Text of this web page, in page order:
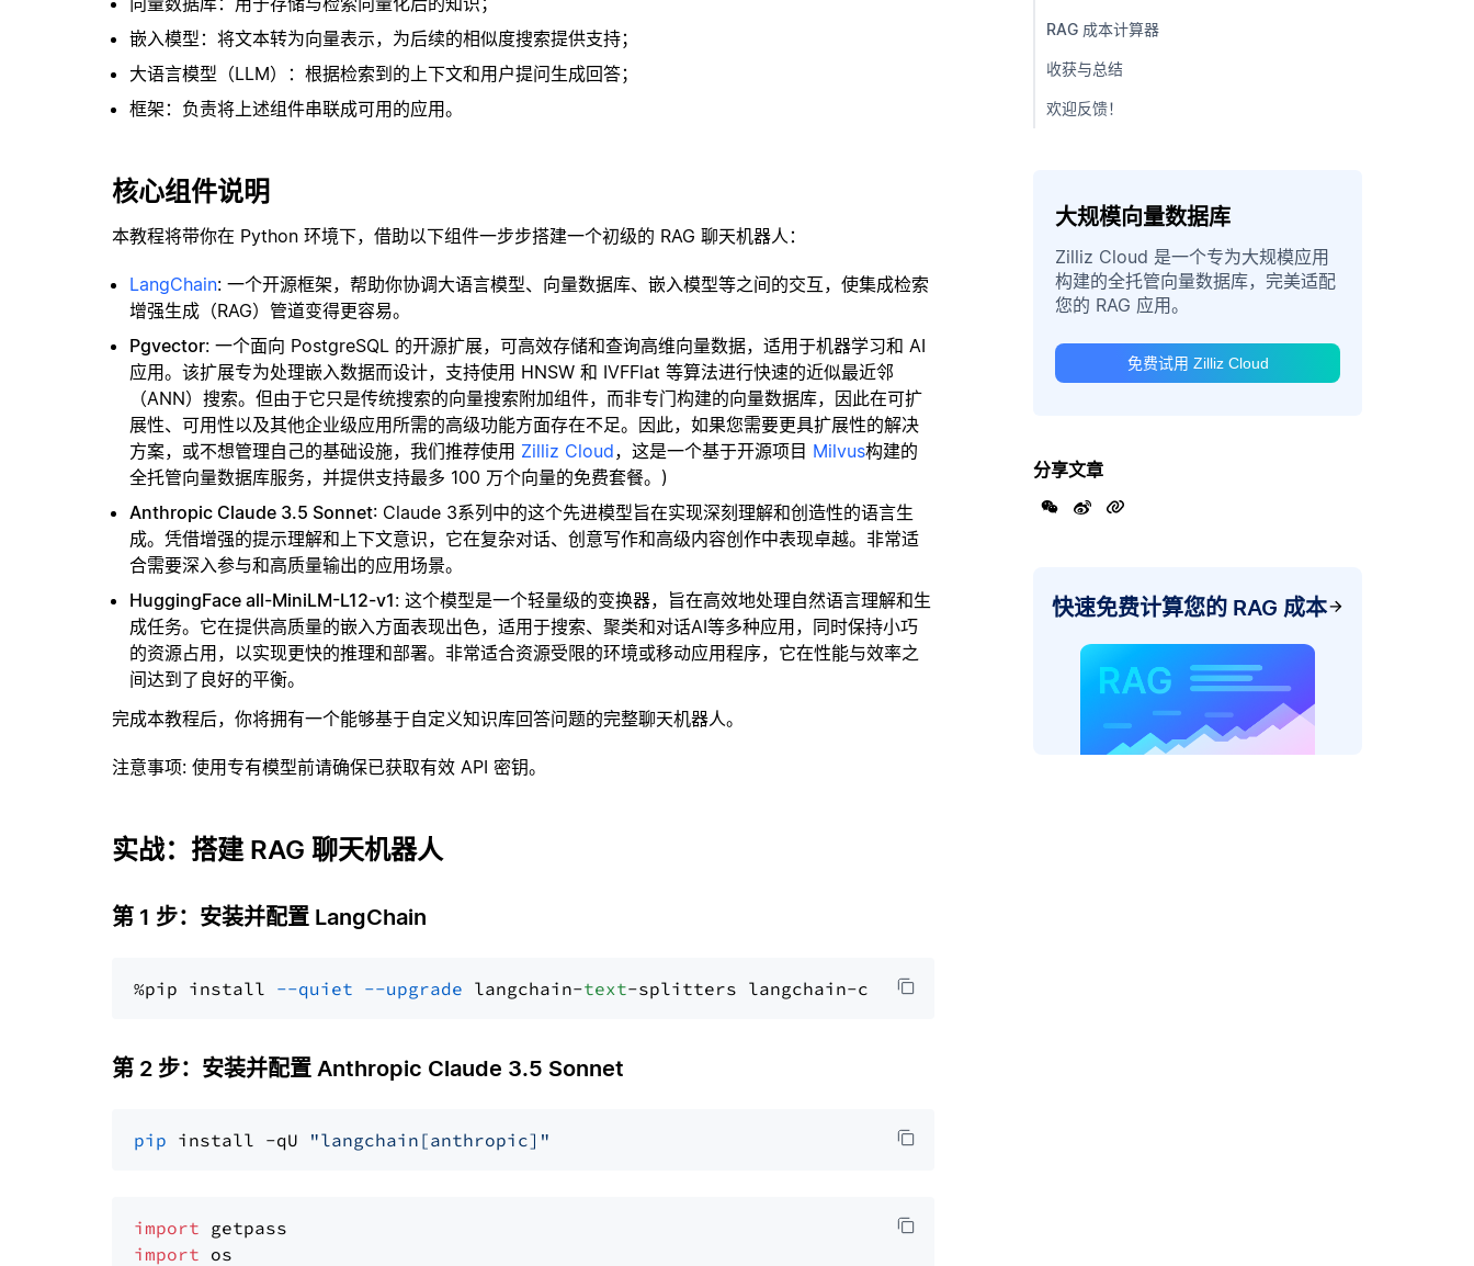
嵌入模型：将文本转为向量表示，为后续的相似度搜索提供支持；
大语言模型（LLM）：根据检索到的上下文和用户提问生成回答；
框架：负责将上述组件串联成可用的应用。
核心组件说明
本教程将带你在 Python 环境下，借助以下组件一步步搭建一个初级的 RAG 聊天机器人：
LangChain: 一个开源框架，帮助你协调大语言模型、向量数据库、嵌入模型等之间的交互，使集成检索
增强生成（RAG）管道变得更容易。
Pgvector: 一个面向 PostgreSQL 的开源扩展，可高效存储和查询高维向量数据，适用于机器学习和 AI
应用。该扩展专为处理嵌入数据而设计，支持使用 HNSW 和 IVFFlat 等算法进行快速的近似最近邻
（ANN）搜索。但由于它只是传统搜索的向量搜索附加组件，而非专门构建的向量数据库，因此在可扩
展性、可用性以及其他企业级应用所需的高级功能方面存在不足。因此，如果您需要更具扩展性的解决
方案，或不想管理自己的基础设施，我们推荐使用 Zilliz Cloud，这是一个基于开源项目 Milvus构建的
全托管向量数据库服务，并提供支持最多 100 万个向量的免费套餐。)
Anthropic Claude 3.5 Sonnet: Claude 3系列中的这个先进模型旨在实现深刻理解和创造性的语言生
成。凭借增强的提示理解和上下文意识，它在复杂对话、创意写作和高级内容创作中表现卓越。非常适
合需要深入参与和高质量输出的应用场景。
HuggingFace all-MiniLM-L12-v1: 这个模型是一个轻量级的变换器，旨在高效地处理自然语言理解和生
成任务。它在提供高质量的嵌入方面表现出色，适用于搜索、聚类和对话AI等多种应用，同时保持小巧
的资源占用，以实现更快的推理和部署。非常适合资源受限的环境或移动应用程序，它在性能与效率之
间达到了良好的平衡。
完成本教程后，你将拥有一个能够基于自定义知识库回答问题的完整聊天机器人。
注意事项: 使用专有模型前请确保已获取有效 API 密钥。
实战：搭建 RAG 聊天机器人
第 1 步：安装并配置 LangChain
%pip install --quiet --upgrade langchain-text
第 2 步：安装并配置 Anthropic Claude 3.5 Sonnet
pip install -qU "langchain[anthropic]"
import
import os
RAG 成本计算器
收获与总结
欢迎反馈！
大规模向量数据库
Zilliz Cloud 是一个专为大规模应用
构建的全托管向量数据库，完美适配
您的 RAG 应用。
免费试用 Zilliz Cloud
分享文章
快速免费计算您的 RAG 成本